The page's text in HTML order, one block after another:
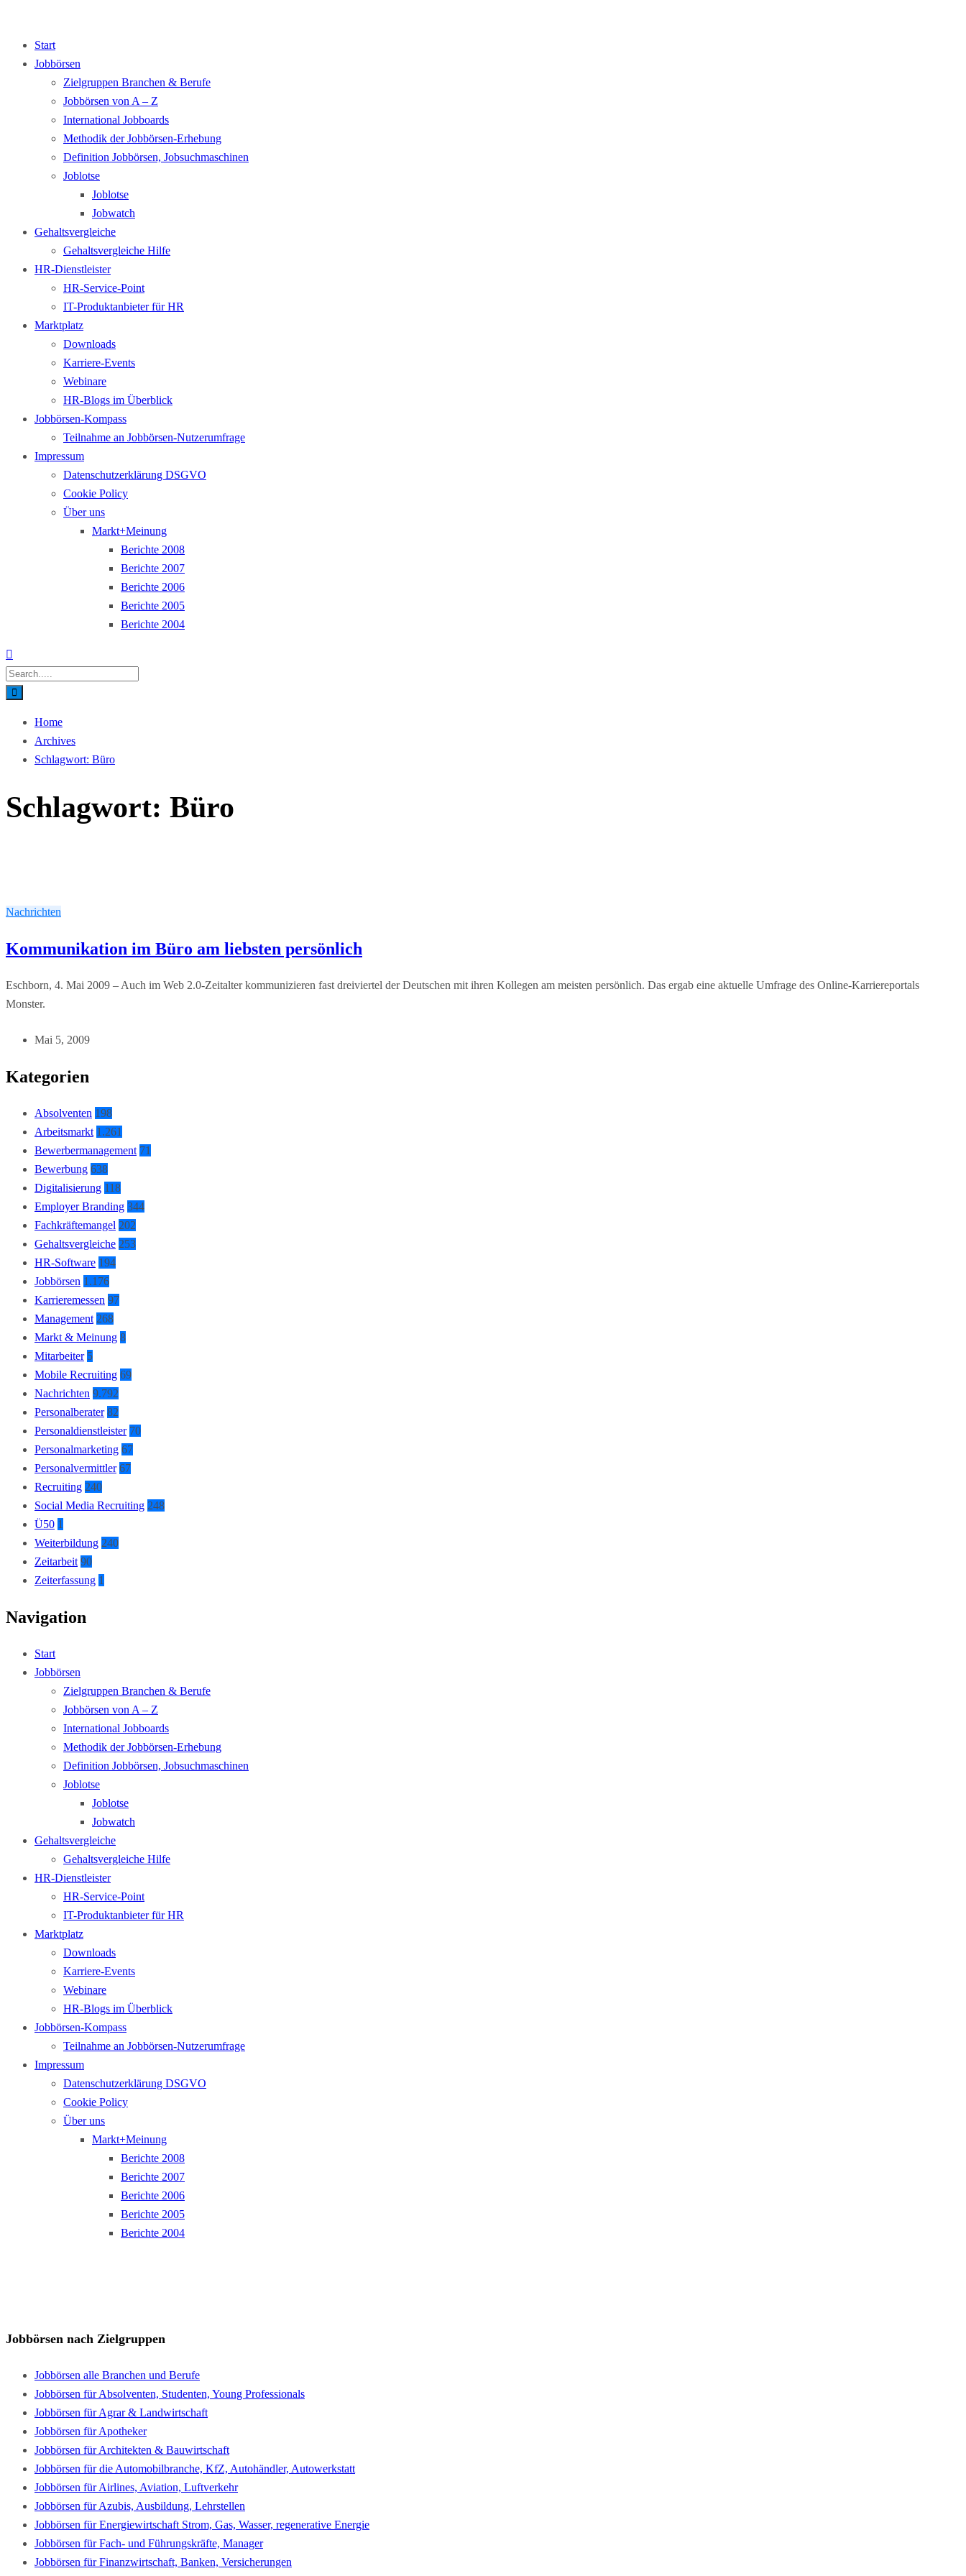
Start
Jobbörsen
Zielgruppen Branchen & Berufe
Jobbörsen von A – Z
International Jobboards
Methodik der Jobbörsen-Erhebung
Definition Jobbörsen, Jobsuchmaschinen
Joblotse
Joblotse
Jobwatch
Gehaltsvergleiche
Gehaltsvergleiche Hilfe
HR-Dienstleister
HR-Service-Point
IT-Produktanbieter für HR
Marktplatz
Downloads
Karriere-Events
Webinare
HR-Blogs im Überblick
Jobbörsen-Kompass
Teilnahme an Jobbörsen-Nutzerumfrage
Impressum
Datenschutzerklärung DSGVO
Cookie Policy
Über uns
Markt+Meinung
Berichte 2008
Berichte 2007
Berichte 2006
Berichte 2005
Berichte 2004
Home
Archives
Schlagwort: Büro
Schlagwort: Büro
Nachrichten
Kommunikation im Büro am liebsten persönlich
Eschborn, 4. Mai 2009 – Auch im Web 2.0-Zeitalter kommunizieren fast dreiviertel der Deutschen mit ihren Kollegen am meisten persönlich. Das ergab eine aktuelle Umfrage des Online-Karriereportals
Monster.
Mai 5, 2009
Kategorien
Absolventen 198
Arbeitsmarkt 1.261
Bewerbermanagement 71
Bewerbung 638
Digitalisierung 118
Employer Branding 344
Fachkräftemangel 202
Gehaltsvergleiche 253
HR-Software 194
Jobbörsen 1.176
Karrieremessen 97
Management 268
Markt & Meinung 8
Mitarbeiter 5
Mobile Recruiting 69
Nachrichten 9.792
Personalberater 82
Personaldienstleister 70
Personalmarketing 67
Personalvermittler 67
Recruiting 240
Social Media Recruiting 248
Ü50 1
Weiterbildung 240
Zeitarbeit 90
Zeiterfassung 1
Navigation
Start
Jobbörsen
Zielgruppen Branchen & Berufe
Jobbörsen von A – Z
International Jobboards
Methodik der Jobbörsen-Erhebung
Definition Jobbörsen, Jobsuchmaschinen
Joblotse
Joblotse
Jobwatch
Gehaltsvergleiche
Gehaltsvergleiche Hilfe
HR-Dienstleister
HR-Service-Point
IT-Produktanbieter für HR
Marktplatz
Downloads
Karriere-Events
Webinare
HR-Blogs im Überblick
Jobbörsen-Kompass
Teilnahme an Jobbörsen-Nutzerumfrage
Impressum
Datenschutzerklärung DSGVO
Cookie Policy
Über uns
Markt+Meinung
Berichte 2008
Berichte 2007
Berichte 2006
Berichte 2005
Berichte 2004
Jobbörsen nach Zielgruppen
Jobbörsen alle Branchen und Berufe
Jobbörsen für Absolventen, Studenten, Young Professionals
Jobbörsen für Agrar & Landwirtschaft
Jobbörsen für Apotheker
Jobbörsen für Architekten & Bauwirtschaft
Jobbörsen für die Automobilbranche, KfZ, Autohändler, Autowerkstatt
Jobbörsen für Airlines, Aviation, Luftverkehr
Jobbörsen für Azubis, Ausbildung, Lehrstellen
Jobbörsen für Energiewirtschaft Strom, Gas, Wasser, regenerative Energie
Jobbörsen für Fach- und Führungskräfte, Manager
Jobbörsen für Finanzwirtschaft, Banken, Versicherungen